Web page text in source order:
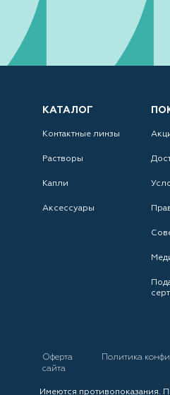
КАТАЛОГ
Контактные линзы
Растворы
Капли
Аксессуары
Оферта Политика
сайта
Имеются противопоказания.